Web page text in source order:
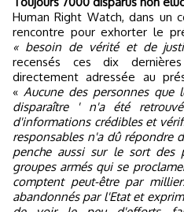
Human Right Watch, dans un
rencontre pour exhorter le
« besoin de vérité et de
recensés ces dix
directement adressée au
« Aucune des personnes que
disparaître ' n'a été
d'informations crédibles et
responsables n'a dû répondre
penche aussi sur le sort des
groupes armés qui se
comptent peut-être par
abandonnés par l'Etat et